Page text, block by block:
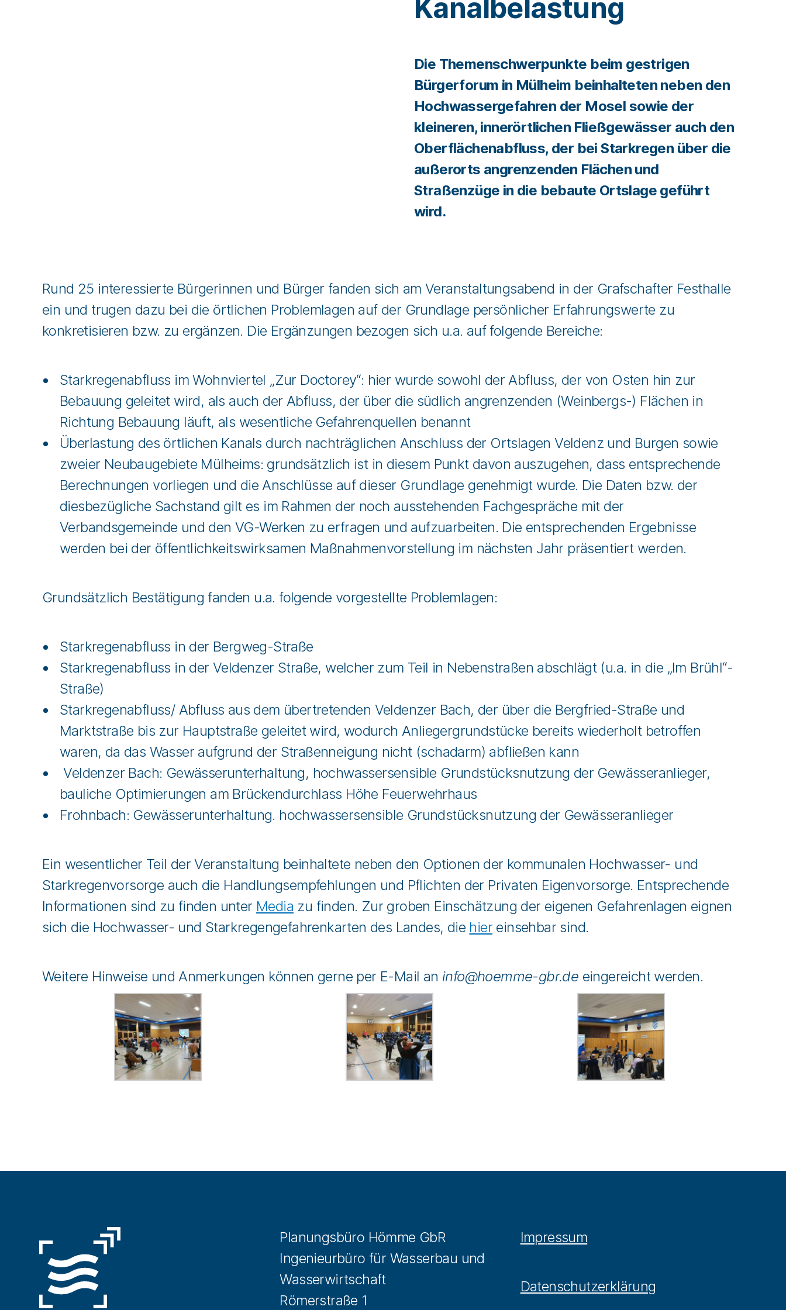
Kanalbelastung
Die Themenschwerpunkte beim gestrigen
Bürgerforum in Mülheim beinhalteten neben den
Hochwassergefahren der Mosel sowie der
kleineren, innerörtlichen Fließgewässer auch den
Oberflächenabfluss, der bei Starkregen über die
außerorts angrenzenden Flächen und
Straßenzüge in die bebaute Ortslage geführt
wird.
Rund 25 interessierte Bürgerinnen und Bürger fanden sich am Veranstaltungsabend in der Grafschafter Festhalle
ein und trugen dazu bei die örtlichen Problemlagen auf der Grundlage persönlicher Erfahrungswerte zu
konkretisieren bzw. zu ergänzen. Die Ergänzungen bezogen sich u.a. auf folgende Bereiche:
Starkregenabfluss im Wohnviertel „Zur Doctorey“: hier wurde sowohl der Abfluss, der von Osten hin zur
Bebauung geleitet wird, als auch der Abfluss, der über die südlich angrenzenden (Weinbergs-) Flächen in
Richtung Bebauung läuft, als wesentliche Gefahrenquellen benannt
Überlastung des örtlichen Kanals durch nachträglichen Anschluss der Ortslagen Veldenz und Burgen sowie
zweier Neubaugebiete Mülheims: grundsätzlich ist in diesem Punkt davon auszugehen, dass entsprechende
Berechnungen vorliegen und die Anschlüsse auf dieser Grundlage genehmigt wurde. Die Daten bzw. der
diesbezügliche Sachstand gilt es im Rahmen der noch ausstehenden Fachgespräche mit der
Verbandsgemeinde und den VG-Werken zu erfragen und aufzuarbeiten. Die entsprechenden Ergebnisse
werden bei der öffentlichkeitswirksamen Maßnahmenvorstellung im nächsten Jahr präsentiert werden.
Grundsätzlich Bestätigung fanden u.a. folgende vorgestellte Problemlagen:
Starkregenabfluss in der Bergweg-Straße
Starkregenabfluss in der Veldenzer Straße, welcher zum Teil in Nebenstraßen abschlägt (u.a. in die „Im Brühl“-
Straße)
Starkregenabfluss/ Abfluss aus dem übertretenden Veldenzer Bach, der über die Bergfried-Straße und
Marktstraße bis zur Hauptstraße geleitet wird, wodurch Anliegergrundstücke bereits wiederholt betroffen
waren, da das Wasser aufgrund der Straßenneigung nicht (schadarm) abfließen kann
Veldenzer Bach: Gewässerunterhaltung, hochwassersensible Grundstücksnutzung der Gewässeranlieger,
bauliche Optimierungen am Brückendurchlass Höhe Feuerwehrhaus
Frohnbach: Gewässerunterhaltung. hochwassersensible Grundstücksnutzung der Gewässeranlieger
Ein wesentlicher Teil der Veranstaltung beinhaltete neben den Optionen der kommunalen Hochwasser- und
Starkregenvorsorge auch die Handlungsempfehlungen und Pflichten der Privaten Eigenvorsorge. Entsprechende
Informationen sind zu finden unter Media zu finden. Zur groben Einschätzung der eigenen Gefahrenlagen eignen
sich die Hochwasser- und Starkregengefahrenkarten des Landes, die hier einsehbar sind.
Weitere Hinweise und Anmerkungen können gerne per E-Mail an info@hoemme-gbr.de eingereicht werden.
Planungsbüro Hömme GbR
Ingenieurbüro für Wasserbau und
Wasserwirtschaft
Römerstraße 1
Impressum
Datenschutzerklärung